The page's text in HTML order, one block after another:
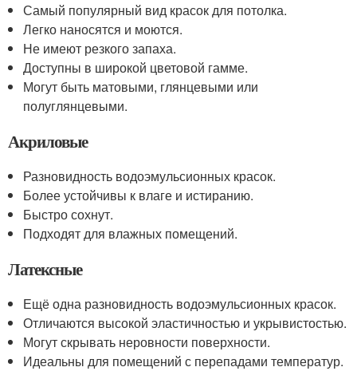
Самый популярный вид красок для потолка.
Легко наносятся и моются.
Не имеют резкого запаха.
Доступны в широкой цветовой гамме.
Могут быть матовыми, глянцевыми или
полуглянцевыми.
Акриловые
Разновидность водоэмульсионных красок.
Более устойчивы к влаге и истиранию.
Быстро сохнут.
Подходят для влажных помещений.
Латексные
Ещё одна разновидность водоэмульсионных красок.
Отличаются высокой эластичностью и укрывистостью.
Могут скрывать неровности поверхности.
Идеальны для помещений с перепадами температур.